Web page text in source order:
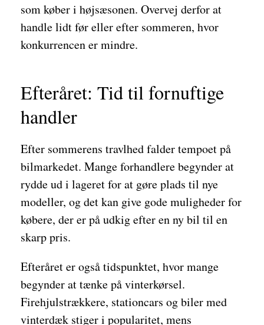
som køber i højsæsonen. Overvej derfor at
handle lidt før eller efter sommeren, hvor
konkurrencen er mindre.
Efteråret: Tid til fornuftige
handler
Efter sommerens travlhed falder tempoet på
bilmarkedet. Mange forhandlere begynder at
rydde ud i lageret for at gøre plads til nye
modeller, og det kan give gode muligheder for
købere, der er på udkig efter en ny bil til en
skarp pris.
Efteråret er også tidspunktet, hvor mange
begynder at tænke på vinterkørsel.
Firehjulstrækkere, stationcars og biler med
vinterdæk stiger i popularitet, mens